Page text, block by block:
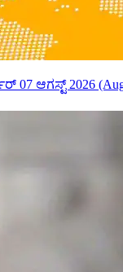
ಆಗಸ್ಟ್ 2026